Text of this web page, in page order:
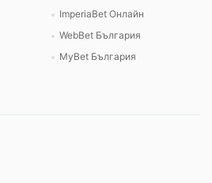
ImperiaBet Онлайн
WebBet България
MyBet България